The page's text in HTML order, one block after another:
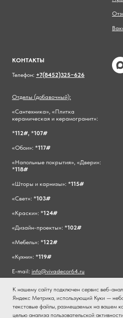
К нашему сайту подключен сервис веб-
Яндекс Метрика, использующий Куки —
текстовые файлы, размещаемых на вашем
целью анализа пользовательской
КОНТАКТЫ
Телефон: +7(8452)325−626
Отделы (добавочный):
«Сантехника», «Плитка
керамическая и керамогранит»:
*112#, *107#
«Обои»: *117#
«Напольные покрытия», «Двери»:
*118#
«Шторы и карнизы»: *115#
«Свет»: *103#
«Краски»: *124#
«Дизайн-проекты»: *102#
«Мебель»: *122#
«Кухни»: *119#
E-mail: info@vivadecor64.ru